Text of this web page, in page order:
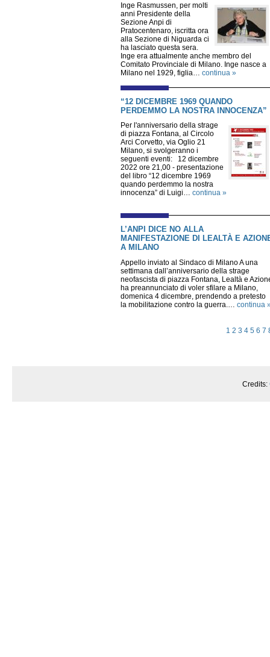
Inge Rasmussen, per molti
anni Presidente della
Sezione Anpi di
Pratocentenaro, iscritta ora
alla Sezione di Niguarda ci
ha lasciato questa sera.
Inge era attualmente anche membro del
Comitato Provinciale di Milano. Inge nasce a
Milano nel 1929, figlia… continua »
“12 DICEMBRE 1969 QUANDO
PERDEMMO LA NOSTRA INNOCENZA”
Per l'anniversario della strage
di piazza Fontana, al Circolo
Arci Corvetto, via Oglio 21
Milano, si svolgeranno i
seguenti eventi: 12 dicembre
2022 ore 21,00 - presentazione
del libro “12 dicembre 1969
quando perdemmo la nostra
innocenza” di Luigi… continua »
L’ANPI DICE NO ALLA
MANIFESTAZIONE DI LEALTÀ E
A MILANO
Appello inviato al Sindaco di Milano A una
settimana dall’anniversario della strage
neofascista di piazza Fontana, Lealtà e
ha preannunciato di voler sfilare a Milano,
domenica 4 dicembre, prendendo a pretesto
la mobilitazione contro la guerra.… continua
1 2 3 4 5 6 7
Credits: